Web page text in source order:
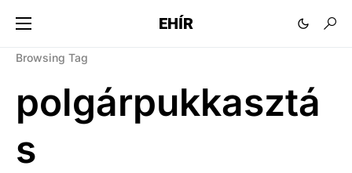
EHÍR
Browsing Tag
polgárpukkasztá
s